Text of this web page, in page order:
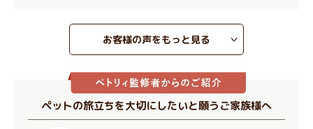
お客様の声をもっと見る
ペットの旅立ちを大切にしたいと願うご家族様へ